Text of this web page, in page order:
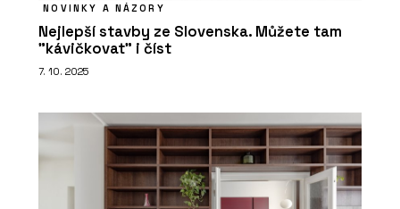
NOVINKY A NÁZORY
Nejlepší stavby ze Slovenska. Můžete tam
"kávičkovat" i číst
7. 10. 2025